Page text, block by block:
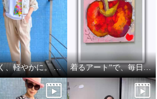
涼しく、軽やかに。 それでいて、きちんと美しい。 着るアート”で、毎日をもっと自由に🍎🍏